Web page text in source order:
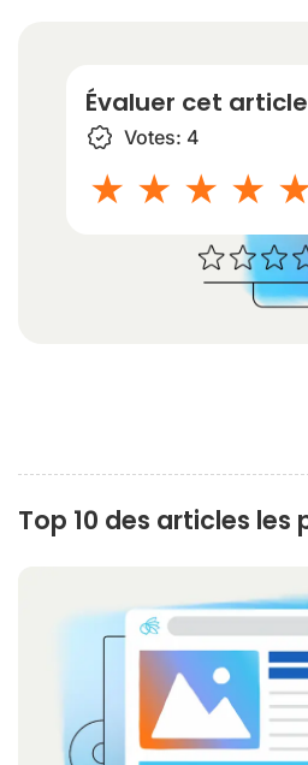
Évaluer cet article
Votes: 4
2 stars
3 stars
4 5
Top 10 des articles les